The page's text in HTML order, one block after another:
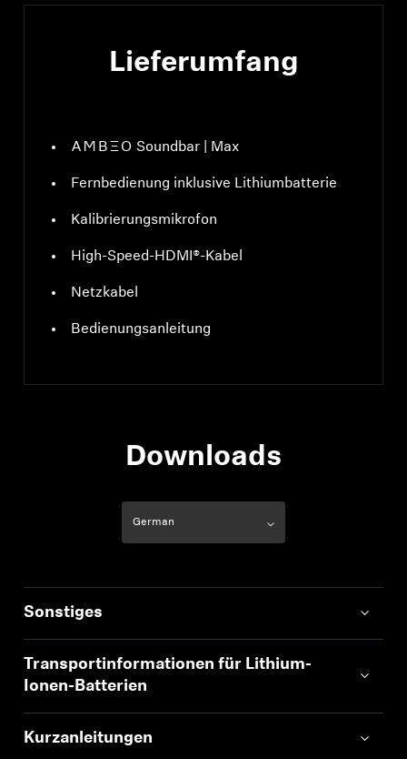
Lieferumfang
-AMBEO- Soundbar | Max
Fernbedienung inklusive Lithiumbatterie
Kalibrierungsmikrofon
High-Speed-HDMI®-Kabel
Netzkabel
Bedienungsanleitung
Downloads
Sonstiges
Transportinformationen für Lithium-
Ionen-Batterien
Kurzanleitungen